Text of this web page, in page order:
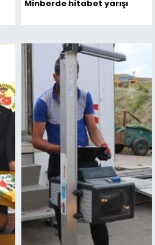
Minberde hitabet yarışı